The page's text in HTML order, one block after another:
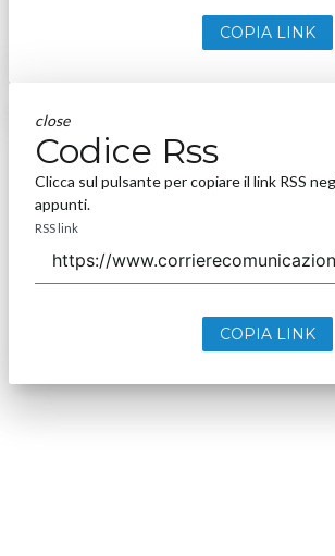
COPIA LINK
close
Codice Rss
Clicca sul pulsante per copiare il link RSS
appunti.
RSS link
COPIA LINK